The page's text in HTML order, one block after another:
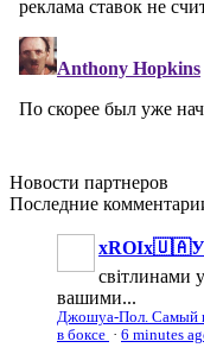
Новости партнеров
Последние
світлинами
вашими...
Джошуа-Пол. Самый
в боксе · 6 minutes